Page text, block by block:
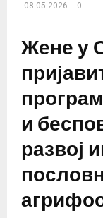
08.05.2026 0
Жене у
и
развој